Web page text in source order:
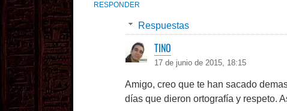
RESPONDER
Respuestas
TINO
17 de junio de 2015, 18:15
Amigo, creo que te han sacado
días que dieron ortografía y respeto.